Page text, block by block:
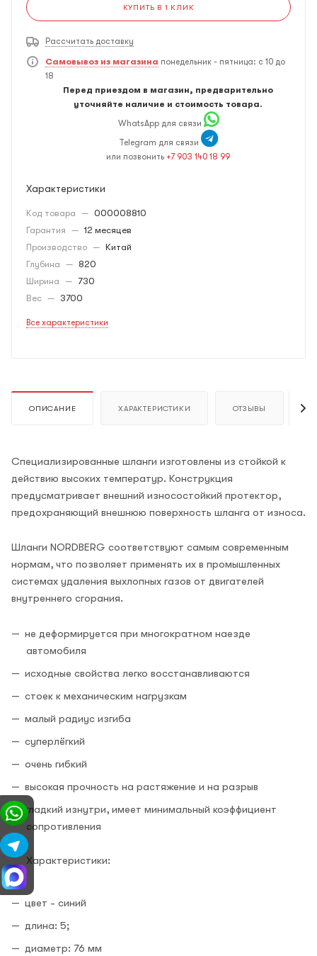
КУПИТЬ В 1 КЛИК
Рассчитать доставку
Самовывоз из магазина понедельник - пятница: с 10 до
18
Перед приездом в магазин, предварительно
уточняйте наличие и стоимость товара.
WhatsApp для связи
Telegram для связи
или позвонить +7 903 140 18 99
Характеристики
Код товара — 000008810
Гарантия — 12 месяцев
Производство — Китай
Глубина — 820
Ширина — 730
Вес — 3700
Все характеристики
ОПИСАНИЕ ХАРАКТЕРИСТИКИ ОТЗЫВЫ
Специализированные шланги изготовлены из стойкой к
действию высоких температур. Конструкция
предусматривает внешний износостойкий протектор,
предохраняющий внешнюю поверхность шланга от износа.
Шланги NORDBERG соответствуют самым современным
нормам, что позволяет применять их в промышленных
системах удаления выхлопных газов от двигателей
внутреннего сгорания.
не деформируется при многократном наезде
автомобиля
исходные свойства легко восстанавливаются
стоек к механическим нагрузкам
малый радиус изгиба
суперлёгкий
очень гибкий
высокая прочность на растяжение и на разрыв
гладкий изнутри, имеет минимальный коэффициент
сопротивления
Характеристики:
цвет - синий
длина: 5;
диаметр: 76 мм